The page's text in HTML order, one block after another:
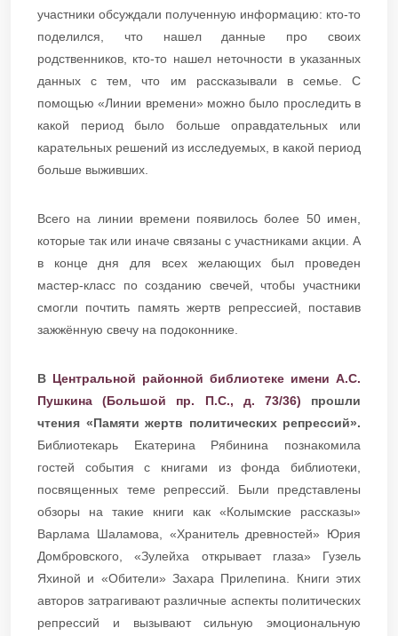
участники обсуждали полученную информацию: кто-то
поделился, что нашел данные про своих
родственников, кто-то нашел неточности в указанных
данных с тем, что им рассказывали в семье. С
помощью «Линии времени» можно было проследить в
какой период было больше оправдательных или
карательных решений из исследуемых, в какой период
больше выживших.
Всего на линии времени появилось более 50 имен,
которые так или иначе связаны с участниками акции. А
в конце дня для всех желающих был проведен
мастер-класс по созданию свечей, чтобы участники
смогли почтить память жертв репрессией, поставив
зажжённую свечу на подоконнике.
В Центральной районной библиотеке имени А.С.
Пушкина (Большой пр. П.С., д. 73/36) прошли
чтения «Памяти жертв политических репрессий».
Библиотекарь Екатерина Рябинина познакомила
гостей события с книгами из фонда библиотеки,
посвященных теме репрессий. Были представлены
обзоры на такие книги как «Колымские рассказы»
Варлама Шаламова, «Хранитель древностей» Юрия
Домбровского, «Зулейха открывает глаза» Гузель
Яхиной и «Обители» Захара Прилепина. Книги этих
авторов затрагивают различные аспекты политических
репрессий и вызывают сильную эмоциональную